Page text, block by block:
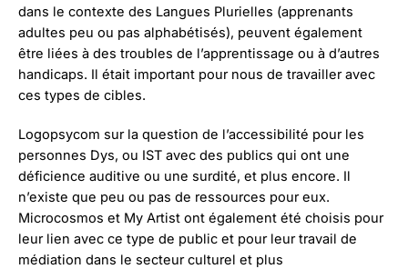
dans le contexte des Langues Plurielles (apprenants
adultes peu ou pas alphabétisés), peuvent également
être liées à des troubles de l’apprentissage ou à d’autres
handicaps. Il était important pour nous de travailler avec
ces types de cibles.
Logopsycom sur la question de l’accessibilité pour les
personnes Dys, ou IST avec des publics qui ont une
déficience auditive ou une surdité, et plus encore. Il
n’existe que peu ou pas de ressources pour eux.
Microcosmos et My Artist ont également été choisis pour
leur lien avec ce type de public et pour leur travail de
médiation dans le secteur culturel et plus